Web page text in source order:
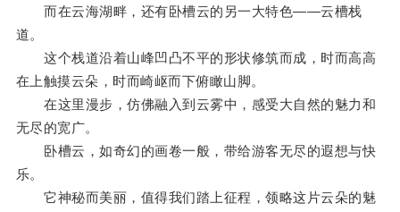
而在云海湖畔，还有卧槽云的另一大特色——云槽栈
道。
这个栈道沿着山峰凹凸不平的形状修筑而成，时而高高
在上触摸云朵，时而崎岖而下俯瞰山脚。
在这里漫步，仿佛融入到云雾中，感受大自然的魅力和
无尽的宽广。
卧槽云，如奇幻的画卷一般，带给游客无尽的遐想与快
乐。
它神秘而美丽，值得我们踏上征程，领略这片云朵的魅